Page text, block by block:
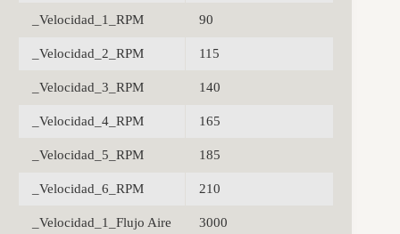
_Velocidad_1_RPM 90
_Velocidad_2_RPM 115
_Velocidad_3_RPM 140
_Velocidad_4_RPM 165
_Velocidad_5_RPM 185
_Velocidad_6_RPM 210
_Velocidad_1_Flujo Aire 3000